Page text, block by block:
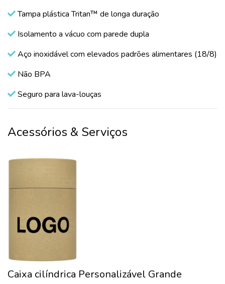
Tampa plástica Tritan™ de longa duração
Isolamento a vácuo com parede dupla
Aço inoxidável com elevados padrões alimentares (18/8)
Não BPA
Seguro para lava-louças
Acessórios & Serviços
Caixa cilíndrica Personalizável Grande